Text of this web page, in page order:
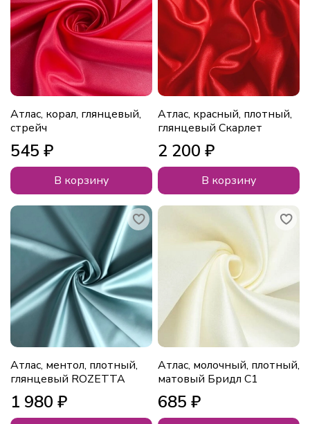
Атлас, корал, глянцевый,
стрейч
545 ₽
В корзину
Атлас, красный, плотный,
глянцевый Скарлет
2 200 ₽
В корзину
Атлас, ментол, плотный,
глянцевый ROZETTA
1 980 ₽
Атлас, молочный, плотный,
матовый Бридл С1
685 ₽